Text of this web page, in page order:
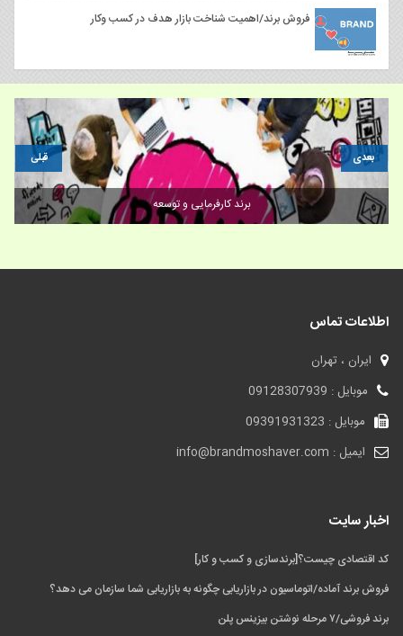
فروش برند/اهمیت شناخت بازار هدف در کسب وکار
فروش برند مواد غذایی یورگن
قبلی بعدی
اطلاعات تماس
ایران ، تهران
موبایل : 09128307939
موبایل : 09391931323
ایمیل : info@brandmoshaver.com
اخبار سایت
کد اقتصادی چیست؟[برندسازی و کسب و کار]
فروش برند آماده/اتوماسیون در بازاریابی چگونه به بازاریابی شما سازمان می‌ دهد؟
برند فروشی/۷ مرحله نوشتن بیزینس پلن